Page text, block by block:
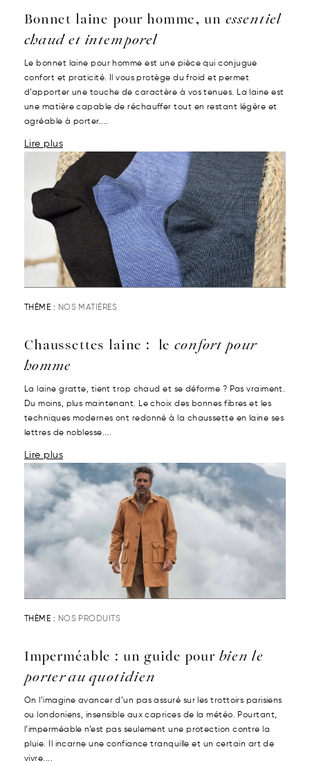
Bonnet laine pour homme, un essentiel
chaud et intemporel
Le bonnet laine pour homme est une pièce qui conjugue
confort et praticité. Il vous protège du froid et permet
d’apporter une touche de caractère à vos tenues. La laine est
une matière capable de réchauffer tout en restant légère et
agréable à porter....
Lire plus
THÈME : NOS MATIÈRES
Chaussettes laine : leconfort pour
homme
La laine gratte, tient trop chaud et se déforme ? Pas vraiment.
Du moins, plus maintenant. Le choix des bonnes fibres et les
techniques modernes ont redonné à la chaussette en laine ses
lettres de noblesse....
Lire plus
THÈME : NOS PRODUITS
Imperméable : un guide pour bien le
porter au quotidien
On l’imagine avancer d’un pas assuré sur les trottoirs parisiens
ou londoniens, insensible aux caprices de la météo. Pourtant,
l’imperméable n’est pas seulement une protection contre la
pluie. Il incarne une confiance tranquille et un certain art de
vivre....